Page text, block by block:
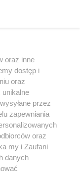
powielany i
sposób (w
polu
w Internecie
użycie lub
prawa, tzn.
i może być ścigane
oraz inne
dostęp i
oraz
unikalne
przez
zapewniania
oraz
my i Zaufani
danych